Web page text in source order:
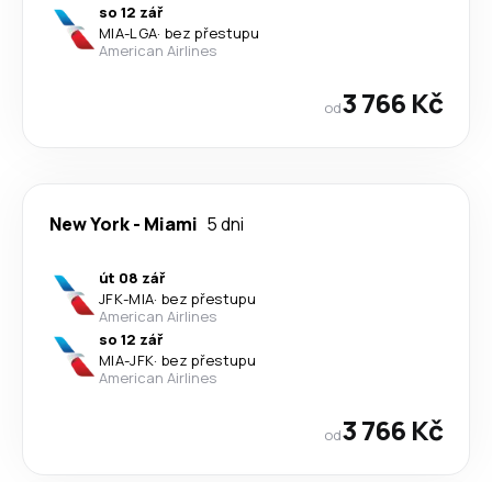
so 12 zář
MIA-LGA· bez přestupu
American Airlines
od3 766 Kč
New York- Miami 5 dni
út 08 zář
JFK-MIA· bez přestupu
American Airlines
so 12 zář
MIA-JFK· bez přestupu
American Airlines
od3 766 Kč